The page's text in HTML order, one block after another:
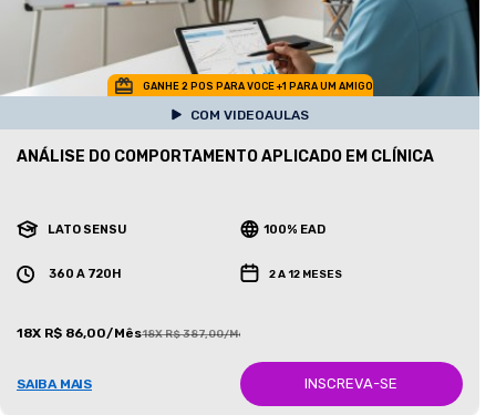
GANHE 2 POS PARA VOCE +1 PARA UM AMIGO
COM VIDEOAULAS
ANÁLISE DO COMPORTAMENTO APLICADO EM CLÍNICA
LATO SENSU 100% EAD
360 A 720H 2 A 12 MESES
18X R$ 86,00/Mês18X R$ 387,00/Mês
SAIBA MAIS INSCREVA-SE